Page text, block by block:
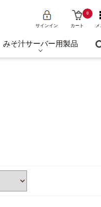
サインイン
0
カート メ
みそ汁サーバー用製品